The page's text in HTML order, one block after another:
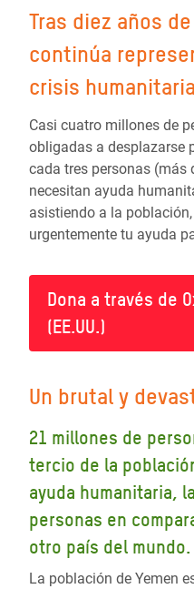
Tras diez años
continúa
crisis
Casi cuatro millones de
obligadas a desplazarse
cada tres personas (más
necesitan ayuda
asistiendo a la
urgentemente tu ayuda
Dona a través de
(EE.UU.)
Un brutal y
21 millones de
tercio de la
ayuda humanitaria,
personas en
otro país del mundo.
La población de Yemen